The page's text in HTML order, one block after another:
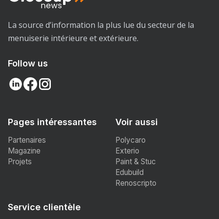
La source d’information la plus lue du secteur de la
menuiserie intérieure et extérieure.
Follow us
Pages intéressantes
Partenaires
Magazine
Projets
Voir aussi
Polycaro
Exterio
Paint & Stuc
Edubuild
Renoscripto
Service clientèle